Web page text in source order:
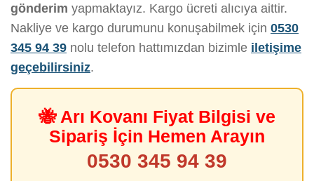
gönderim yapmaktayız. Kargo ücreti alıcıya aittir.
Nakliye ve kargo durumunu konuşabilmek için 0530
345 94 39 nolu telefon hattımızdan bizimle iletişime
geçebilirsiniz.
🐝 Arı Kovanı Fiyat Bilgisi ve
Sipariş İçin Hemen Arayın
0530 345 94 39